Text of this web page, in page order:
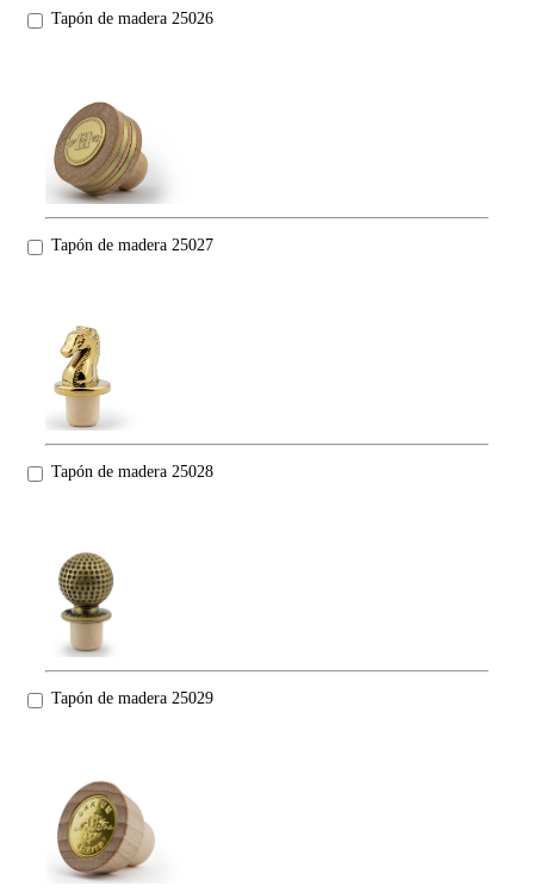
Tapón de madera 25026
Tapón de madera 25027
Tapón de madera 25028
Tapón de madera 25029